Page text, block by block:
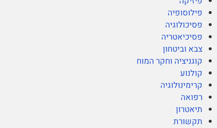
פילוסופיה
פסיכולוגיה
פסיכיאטריה
צבא וביטחון
קוגניציה וחקר המוח
קולנוע
קרימינולוגיה
רפואה
תיאטרון
תקשורת